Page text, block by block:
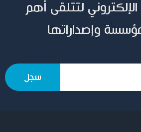
لتتلقى أهم
وإصداراتها